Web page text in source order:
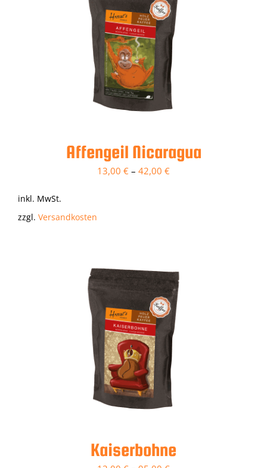
Affengeil Nicaragua
13,00 € – 42,00 €
inkl. MwSt.
zzgl. Versandkosten
Kaiserbohne